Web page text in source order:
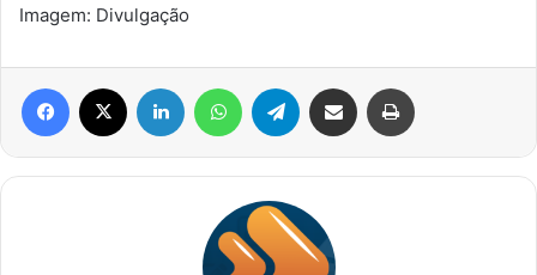
Imagem: Divulgação
Facebook Linkedin WhatsAppTelegram Compartilhar via e-mail